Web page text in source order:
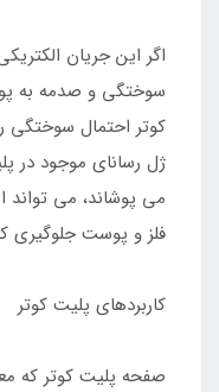
اگر این جریان
سوختگی و صدمه به
کوتر احتمال
ژل رسانای موجود در
می پوشاند، می
فلز و پوست جلوگیری
کاربردهای پلیت کوتر
صفحه پلیت کوتر که